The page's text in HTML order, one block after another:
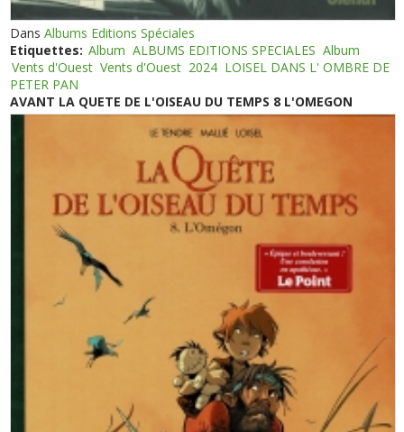
DansAlbums Editions Spéciales
Etiquettes: Album ALBUMS EDITIONS SPECIALES Album
Vents d'Ouest Vents d'Ouest 2024 LOISEL DANS L' OMBRE DE
PETER PAN
AVANT LA QUETE DE L'OISEAU DU TEMPS 8 L'OMEGON